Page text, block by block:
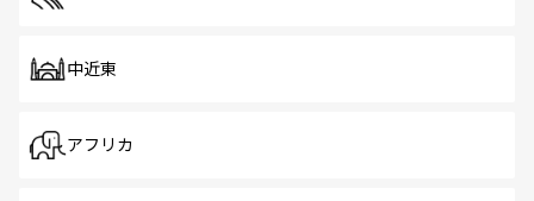
中近東
アフリカ